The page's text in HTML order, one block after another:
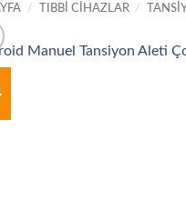
/ TIBBI CIHAZLAR /